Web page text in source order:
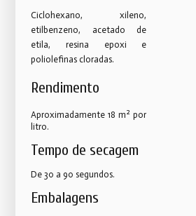
Ciclohexano, xileno,
etilbenzeno, acetado de
etila, resina epoxi e
poliolefinas cloradas.
Rendimento
Aproximadamente 18 m2 por
litro.
Tempo de secagem
De 30 a 90 segundos.
Embalagens